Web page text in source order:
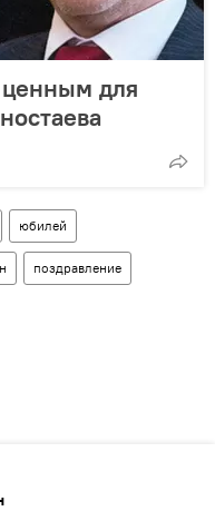
для
юбилей
поздравление